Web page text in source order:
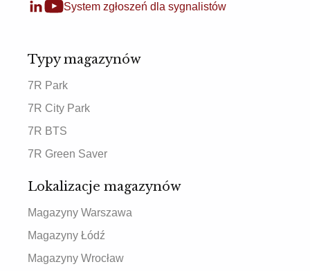
System zgłoszeń dla sygnalistów
Typy magazynów
7R Park
7R City Park
7R BTS
7R Green Saver
Lokalizacje magazynów
Magazyny Warszawa
Magazyny Łódź
Magazyny Wrocław